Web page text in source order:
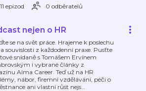
11 epizod
0 odběratelů
nejen o HR
se na svět práce. Hrajeme k poslechu
souvislosti z každodenní praxe. Pusťte
snídaně s Tomášem Ervínem
i vybrané články z
Alma Career. Teď už na HR
nábor, firemní vzdělávání, péči o
ani vlastní růst nejs…